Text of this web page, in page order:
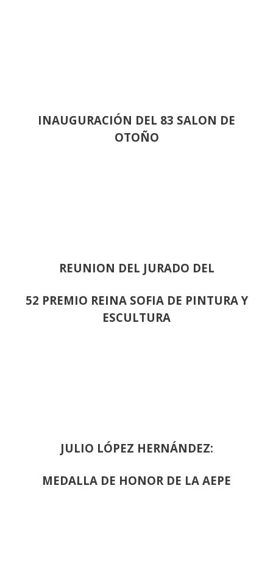
INAUGURACIÓN DEL 83 SALON DE
OTOÑO
REUNION DEL JURADO DEL
52 PREMIO REINA SOFIA DE PINTURA Y
ESCULTURA
JULIO LÓPEZ HERNÁNDEZ:
MEDALLA DE HONOR DE LA AEPE